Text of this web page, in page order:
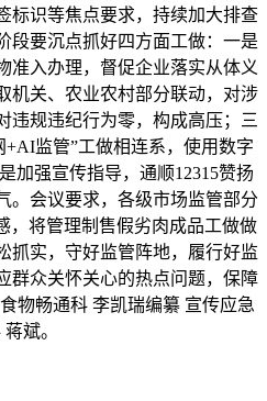
标识等焦点要求，持续加大排查
段要沉点抓好四方面工做：一是
准入办理，督促企业落实从体义
机关、农业农村部分联动，对涉
违规违纪行为零，构成高压；三
监管”工做相连系，使用数字
加强宣传指导，通顺12315赞扬
。会议要求，各级市场监管部分
，将管理制售假劣肉成品工做做
抓实，守好监管阵地，履行好监
群众关怀关心的热点问题，保障
物畅通科 李凯瑞编纂 宣传应急
斌。